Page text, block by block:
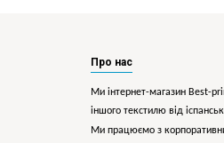
Про нас
Ми інтернет-магазин Best-
іншого текстилю від
Ми працюємо з